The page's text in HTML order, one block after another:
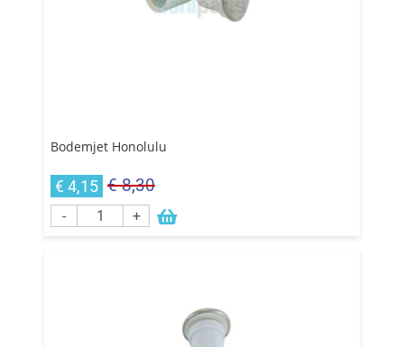
Bodemjet Honolulu
€ 4,15 € 8,30
- +